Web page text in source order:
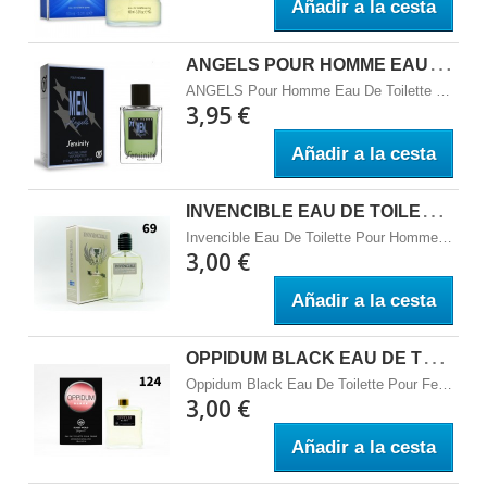
Añadir a la cesta
A
NGELS POUR HOMME EAU DE TOILETTE SPRAY 100 ML SENSINITY
3,95 €
Añadir a la cesta
I
NVENCIBLE EAU DE TOILETTE POUR HOMME SPRAY 100 ML - SUNSET WORLD FRAGANCES
3,00 €
Añadir a la cesta
O
PPIDUM BLACK EAU DE TOILETTE POUR FEMME SPRAY 100 ML - SUNSET WORLD FRAGANCES
3,00 €
Añadir a la cesta